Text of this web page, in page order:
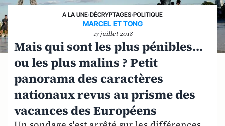
A LA UNE›DÉCRYPTAGES›POLITIQUE
MARCEL ET TONG
17 juillet 2018
Mais qui sont les plus pénibles…
ou les plus malins ? Petit
panorama des caractères
nationaux revus au prisme des
vacances des Européens